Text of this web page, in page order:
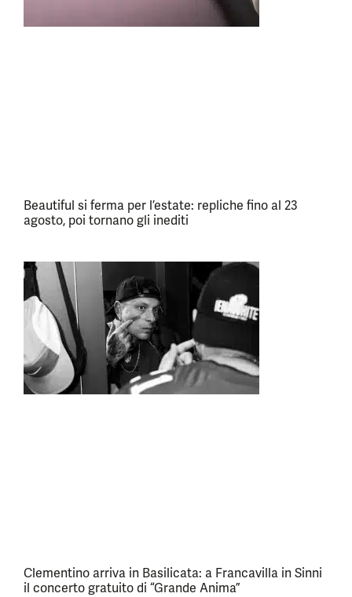
Beautiful si ferma per l’estate: repliche fino al 23
agosto, poi tornano gli inediti
Clementino arriva in Basilicata: a Francavilla in Sinni
il concerto gratuito di “Grande Anima”